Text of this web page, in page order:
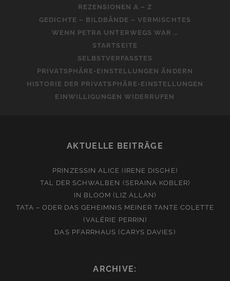
REZENSIONEN A – Z
GEDICHTE – BILDBÄNDE – VERMISCHTES
WENN PETRA UNTERWEGS WAR …
STARTSEITE
SELBSTVERFASSTES
PRIVATSPHÄRE-EINSTELLUNGEN ÄNDERN
HISTORIE DER PRIVATSPHÄRE-EINSTELLUNGEN
EINWILLIGUNGEN WIDERRUFEN
AKTUELLE BEITRÄGE
PRINZESSIN ALICE (IRENE DISCHE)
TAL DER SCHWALBEN (SERAINA KOBLER)
IN BLOOM (LIZ ALLAN)
TATA – ODER DAS GEHEIMNIS MEINER TANTE COLETTE
(VALÉRIE PERRIN)
DAS PFARRHAUS (CARYS DAVIES)
ARCHIVE: